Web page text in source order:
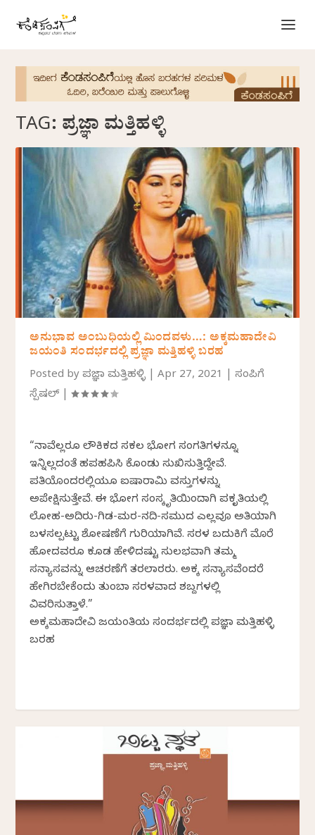
TAG: ಪ್ರಜ್ಞಾ ಮತ್ತಿಹಳ್ಳಿ
ಅನುಭಾವ ಅಂಬುಧಿಯಲ್ಲಿ ಮಿಂದವಳು…: ಅಕ್ಕಮಹಾದೇವಿ
ಜಯಂತಿ ಸಂದರ್ಭದಲ್ಲಿ ಪ್ರಜ್ಞಾ ಮತ್ತಿಹಳ್ಳಿ ಬರಹ
Posted byಪ್ರಜ್ಞಾ ಮತ್ತಿಹಳ್ಳಿ |Apr 27, 2021 |ಸಂಪಿಗೆ
ಸ್ಪೆಷಲ್|
“ನಾವೆಲ್ಲರೂ ಲೌಕಿಕದ ಸಕಲ ಭೋಗ ಸಂಗತಿಗಳನ್ನೂ
ಇನ್ನಿಲ್ಲದಂತೆ ಹಪಹಪಿಸಿ ಕೊಂಡು ಸುಖಿಸುತ್ತಿದ್ದೇವೆ.
ಪ್ರತಿಯೊಂದರಲ್ಲಿಯೂ ಐಷಾರಾಮಿ ವಸ್ತುಗಳನ್ನು
ಅಪೇಕ್ಷಿಸುತ್ತೇವೆ. ಈ ಭೋಗ ಸಂಸ್ಕೃತಿಯಿಂದಾಗಿ ಪ್ರಕೃತಿಯಲ್ಲಿ
ಲೋಹ-ಅದಿರು-ಗಿಡ-ಮರ-ನದಿ-ಸಮುದ್ರ ಎಲ್ಲವೂ ಅತಿಯಾಗಿ
ಬಳಸಲ್ಪಟ್ಟು ಶೋಷಣೆಗೆ ಗುರಿಯಾಗಿವೆ. ಸರಳ ಬದುಕಿಗೆ ಮೊರೆ
ಹೋದವರೂ ಕೂಡ ಹೇಳಿದಷ್ಟು ಸುಲಭವಾಗಿ ತಮ್ಮ
ಸನ್ಯಾಸವನ್ನು ಆಚರಣೆಗೆ ತರಲಾರರು. ಅಕ್ಕ ಸನ್ಯಾಸವೆಂದರೆ
ಹೇಗಿರಬೇಕೆಂದು ತುಂಬಾ ಸರಳವಾದ ಶಬ್ದಗಳಲ್ಲಿ
ವಿವರಿಸುತ್ತಾಳೆ.”
ಅಕ್ಕಮಹಾದೇವಿ ಜಯಂತಿಯ ಸಂದರ್ಭದಲ್ಲಿ ಪ್ರಜ್ಞಾ ಮತ್ತಿಹಳ್ಳಿ
ಬರಹ